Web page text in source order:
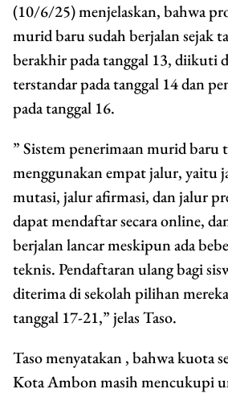
(10/6/25) menjelaskan, bahwa
murid baru sudah berjalan sejak
berakhir pada tanggal 13, diikuti
terstandar pada tanggal 14 dan
pada tanggal 16.
” Sistem penerimaan murid baru
menggunakan empat jalur, yaitu
mutasi, jalur afirmasi, dan jalur
dapat mendaftar secara online,
berjalan lancar meskipun ada
teknis. Pendaftaran ulang bagi
diterima di sekolah pilihan
tanggal 17-21,” jelas Taso.
Taso menyatakan , bahwa kuota
Kota Ambon masih mencukupi